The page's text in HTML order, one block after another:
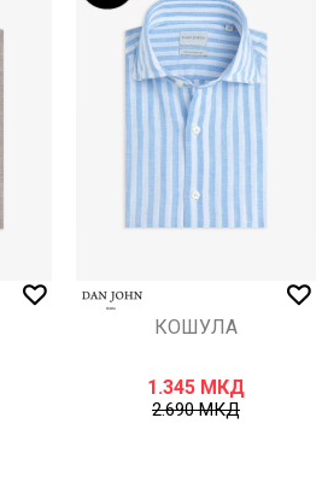
КОШУЛА
1.345 МКД
2.690МКД